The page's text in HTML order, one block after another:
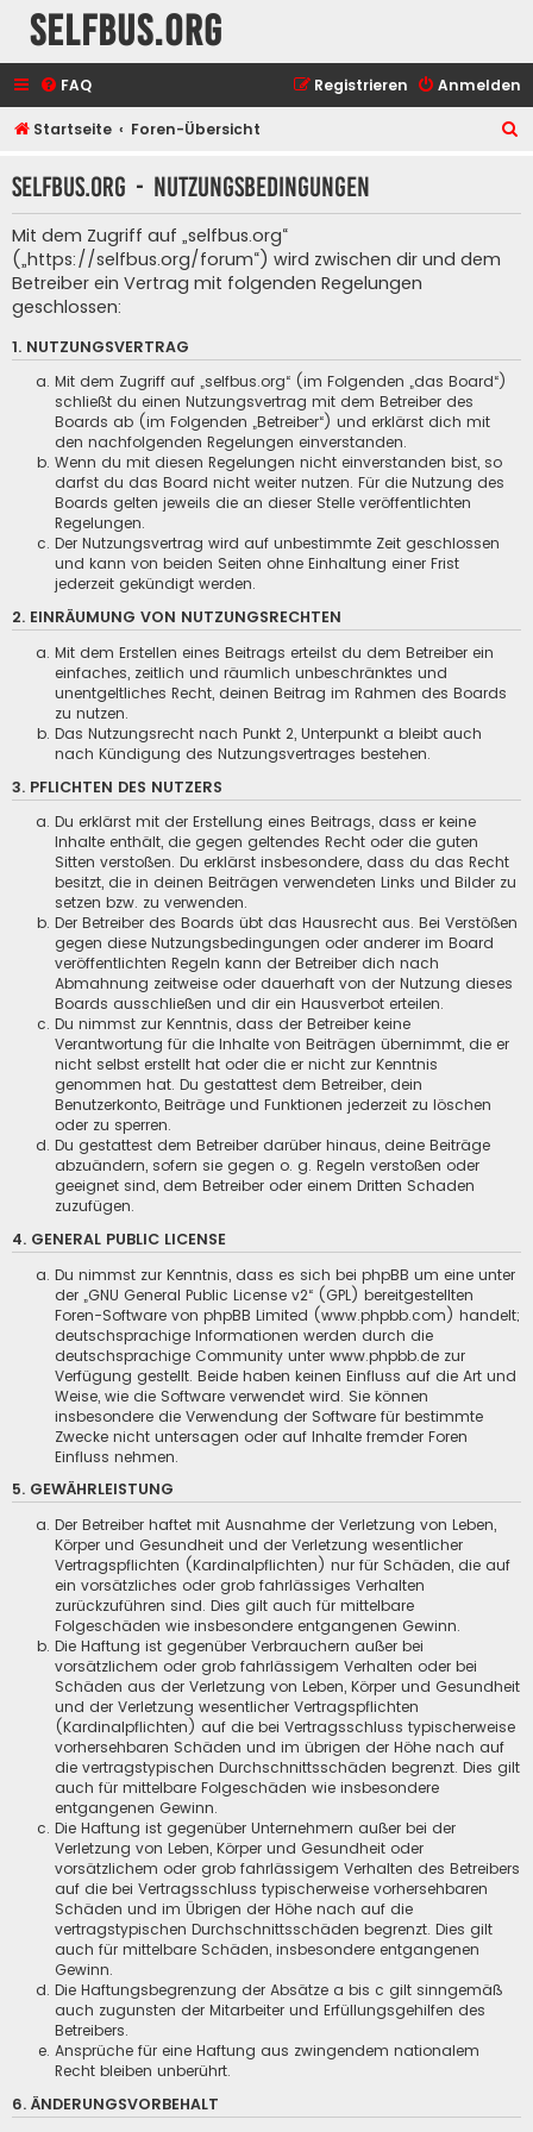
selfbus.org
FAQ Anmelden
Registrieren
Startseite Foren-Übersicht
h
selfbus.org - Nutzungsbedingungen
Mit dem Zugriff auf „selfbus.org“
(„https://selfbus.org/forum“) wird zwischen dir und dem
Betreiber ein Vertrag mit folgenden Regelungen
geschlossen:
1. NUTZUNGSVERTRAG
Mit dem Zugriff auf „selfbus.org“ (im Folgenden „das Board“)
schließt du einen Nutzungsvertrag mit dem Betreiber des
Boards ab (im Folgenden „Betreiber“) und erklärst dich mit
den nachfolgenden Regelungen einverstanden.
Wenn du mit diesen Regelungen nicht einverstanden bist, so
darfst du das Board nicht weiter nutzen. Für die Nutzung des
Boards gelten jeweils die an dieser Stelle veröffentlichten
Regelungen.
Der Nutzungsvertrag wird auf unbestimmte Zeit geschlossen
und kann von beiden Seiten ohne Einhaltung einer Frist
jederzeit gekündigt werden.
2. EINRÄUMUNG VON NUTZUNGSRECHTEN
Mit dem Erstellen eines Beitrags erteilst du dem Betreiber ein
einfaches, zeitlich und räumlich unbeschränktes und
unentgeltliches Recht, deinen Beitrag im Rahmen des Boards
zu nutzen.
Das Nutzungsrecht nach Punkt 2, Unterpunkt a bleibt auch
nach Kündigung des Nutzungsvertrages bestehen.
3. PFLICHTEN DES NUTZERS
Du erklärst mit der Erstellung eines Beitrags, dass er keine
Inhalte enthält, die gegen geltendes Recht oder die guten
Sitten verstoßen. Du erklärst insbesondere, dass du das Recht
besitzt, die in deinen Beiträgen verwendeten Links und Bilder zu
setzen bzw. zu verwenden.
Der Betreiber des Boards übt das Hausrecht aus. Bei Verstößen
gegen diese Nutzungsbedingungen oder anderer im Board
veröffentlichten Regeln kann der Betreiber dich nach
Abmahnung zeitweise oder dauerhaft von der Nutzung dieses
Boards ausschließen und dir ein Hausverbot erteilen.
Du nimmst zur Kenntnis, dass der Betreiber keine
Verantwortung für die Inhalte von Beiträgen übernimmt, die er
nicht selbst erstellt hat oder die er nicht zur Kenntnis
genommen hat. Du gestattest dem Betreiber, dein
Benutzerkonto, Beiträge und Funktionen jederzeit zu löschen
oder zu sperren.
Du gestattest dem Betreiber darüber hinaus, deine Beiträge
abzuändern, sofern sie gegen o. g. Regeln verstoßen oder
geeignet sind, dem Betreiber oder einem Dritten Schaden
zuzufügen.
4. GENERAL PUBLIC LICENSE
Du nimmst zur Kenntnis, dass es sich bei phpBB um eine unter
der „GNU General Public License v2“ (GPL) bereitgestellten
Foren-Software von phpBB Limited (www.phpbb.com) handelt;
deutschsprachige Informationen werden durch die
deutschsprachige Community unter www.phpbb.de zur
Verfügung gestellt. Beide haben keinen Einfluss auf die Art und
Weise, wie die Software verwendet wird. Sie können
insbesondere die Verwendung der Software für bestimmte
Zwecke nicht untersagen oder auf Inhalte fremder Foren
Einfluss nehmen.
5. GEWÄHRLEISTUNG
Der Betreiber haftet mit Ausnahme der Verletzung von Leben,
Körper und Gesundheit und der Verletzung wesentlicher
Vertragspflichten (Kardinalpflichten) nur für Schäden, die auf
ein vorsätzliches oder grob fahrlässiges Verhalten
zurückzuführen sind. Dies gilt auch für mittelbare
Folgeschäden wie insbesondere entgangenen Gewinn.
Die Haftung ist gegenüber Verbrauchern außer bei
vorsätzlichem oder grob fahrlässigem Verhalten oder bei
Schäden aus der Verletzung von Leben, Körper und Gesundheit
und der Verletzung wesentlicher Vertragspflichten
(Kardinalpflichten) auf die bei Vertragsschluss typischerweise
vorhersehbaren Schäden und im übrigen der Höhe nach auf
die vertragstypischen Durchschnittsschäden begrenzt. Dies gilt
auch für mittelbare Folgeschäden wie insbesondere
entgangenen Gewinn.
Die Haftung ist gegenüber Unternehmern außer bei der
Verletzung von Leben, Körper und Gesundheit oder
vorsätzlichem oder grob fahrlässigem Verhalten des Betreibers
auf die bei Vertragsschluss typischerweise vorhersehbaren
Schäden und im Übrigen der Höhe nach auf die
vertragstypischen Durchschnittsschäden begrenzt. Dies gilt
auch für mittelbare Schäden, insbesondere entgangenen
Gewinn.
Die Haftungsbegrenzung der Absätze a bis c gilt sinngemäß
auch zugunsten der Mitarbeiter und Erfüllungsgehilfen des
Betreibers.
Ansprüche für eine Haftung aus zwingendem nationalem
Recht bleiben unberührt.
6. ÄNDERUNGSVORBEHALT